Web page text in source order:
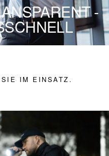
-
IM EINSATZ.